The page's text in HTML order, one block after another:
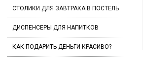
СТОЛИКИ ДЛЯ ЗАВТРАКА В ПОСТЕЛЬ
ДИСПЕНСЕРЫ ДЛЯ НАПИТКОВ
КАК ПОДАРИТЬ ДЕНЬГИ КРАСИВО?